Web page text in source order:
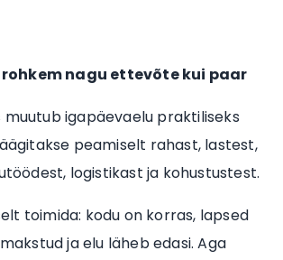
rohkem nagu ettevõte kui paar
muutub igapäevaelu praktiliseks
peamiselt rahast, lastest,
logistikast ja kohustustest.
toimida: kodu on korras, lapsed
ja elu läheb edasi. Aga